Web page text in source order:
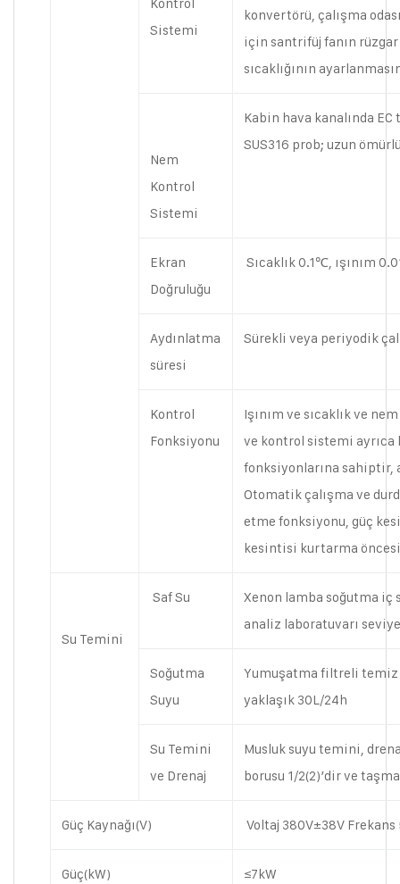
Sistemi
konvertörü, çalışma
için santrifüj fanın rüzgar
sıcaklığının
Nem
Kontrol
Sistemi
Kabin hava kanalında
SUS316 prob; uzun
Ekran
Doğruluğu
Sıcaklık 0.1℃, ışınım
Aydınlatma
süresi
Sürekli veya periyodik
Kontrol
Fonksiyonu
Işınım ve sıcaklık ve
ve kontrol sistemi
fonksiyonlarına sahiptir,
Otomatik çalışma ve
etme fonksiyonu, güç
kesintisi kurtarma
Su Temini
Saf Su
Xenon lamba soğutma iç
analiz laboratuvarı
Soğutma
Suyu
Yumuşatma filtreli temiz
yaklaşık 30L/24h
Su Temini
ve Drenaj
Musluk suyu temini,
borusu 1/2(2)’dir ve
Güç Kaynağı(V) Voltaj 380V±38V
Güç(kW) ≤7kW